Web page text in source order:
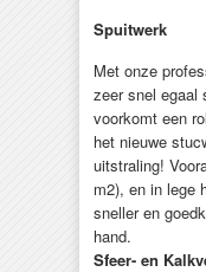
Spuitwerk
Met onze
zeer snel egaal
voorkomt een
het nieuwe
uitstraling!
m2), en in lege
sneller en
hand.
Sfeer- en